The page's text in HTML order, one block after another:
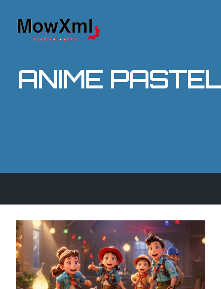
ANIME